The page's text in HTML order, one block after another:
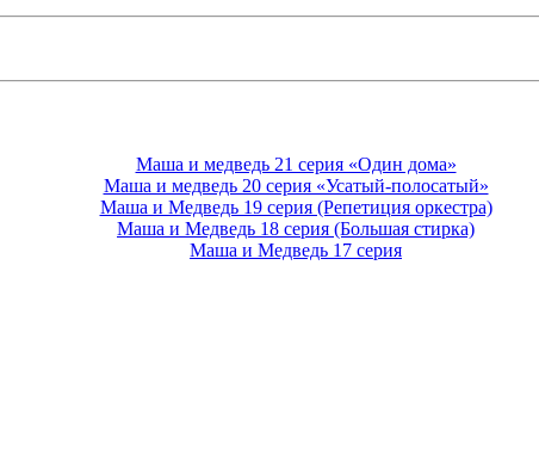
Маша и медведь 21 серия «Один дома»
Маша и медведь 20 серия «Усатый-полосатый»
Маша и Медведь 19 серия (Репетиция оркестра)
Маша и Медведь 18 серия (Большая стирка)
Маша и Медведь 17 серия